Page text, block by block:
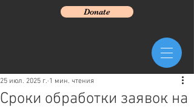
Donate
Сроки обработки заявок на
25 июл. 2025 г. 1 мин. чтения